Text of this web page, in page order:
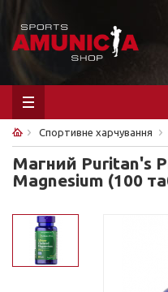
Спортивне харчування
Магний Puritan's
Magnesium (100